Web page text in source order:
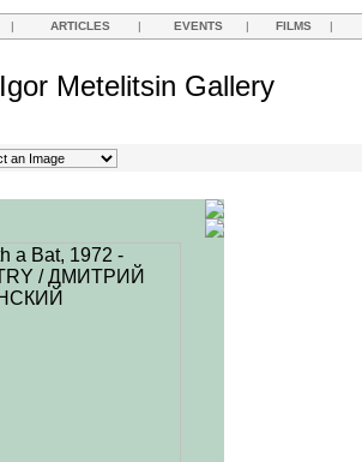
| ARTICLES | EVENTS | FILMS |
Igor Metelitsin Gallery